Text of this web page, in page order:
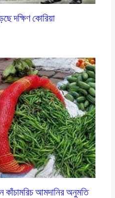
দক্ষিণ কোরিয়া
কাঁচামরিচ আমদানির অনুমতি